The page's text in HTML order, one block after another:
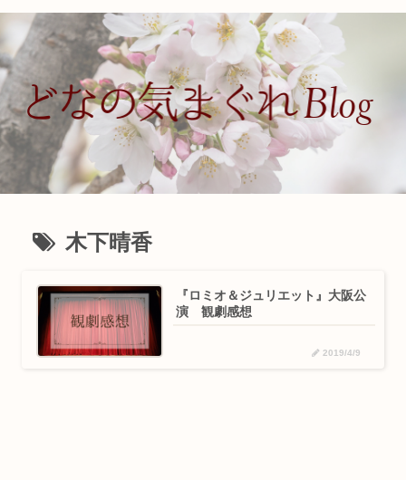
木下晴香
『ロミオ＆ジュリエット』大阪公
演 観劇感想
2019/4/9